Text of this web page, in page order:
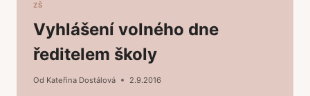
ZŠ
Vyhlášení volného dne
ředitelem školy
Od Kateřina Dostálová 2.9.2016